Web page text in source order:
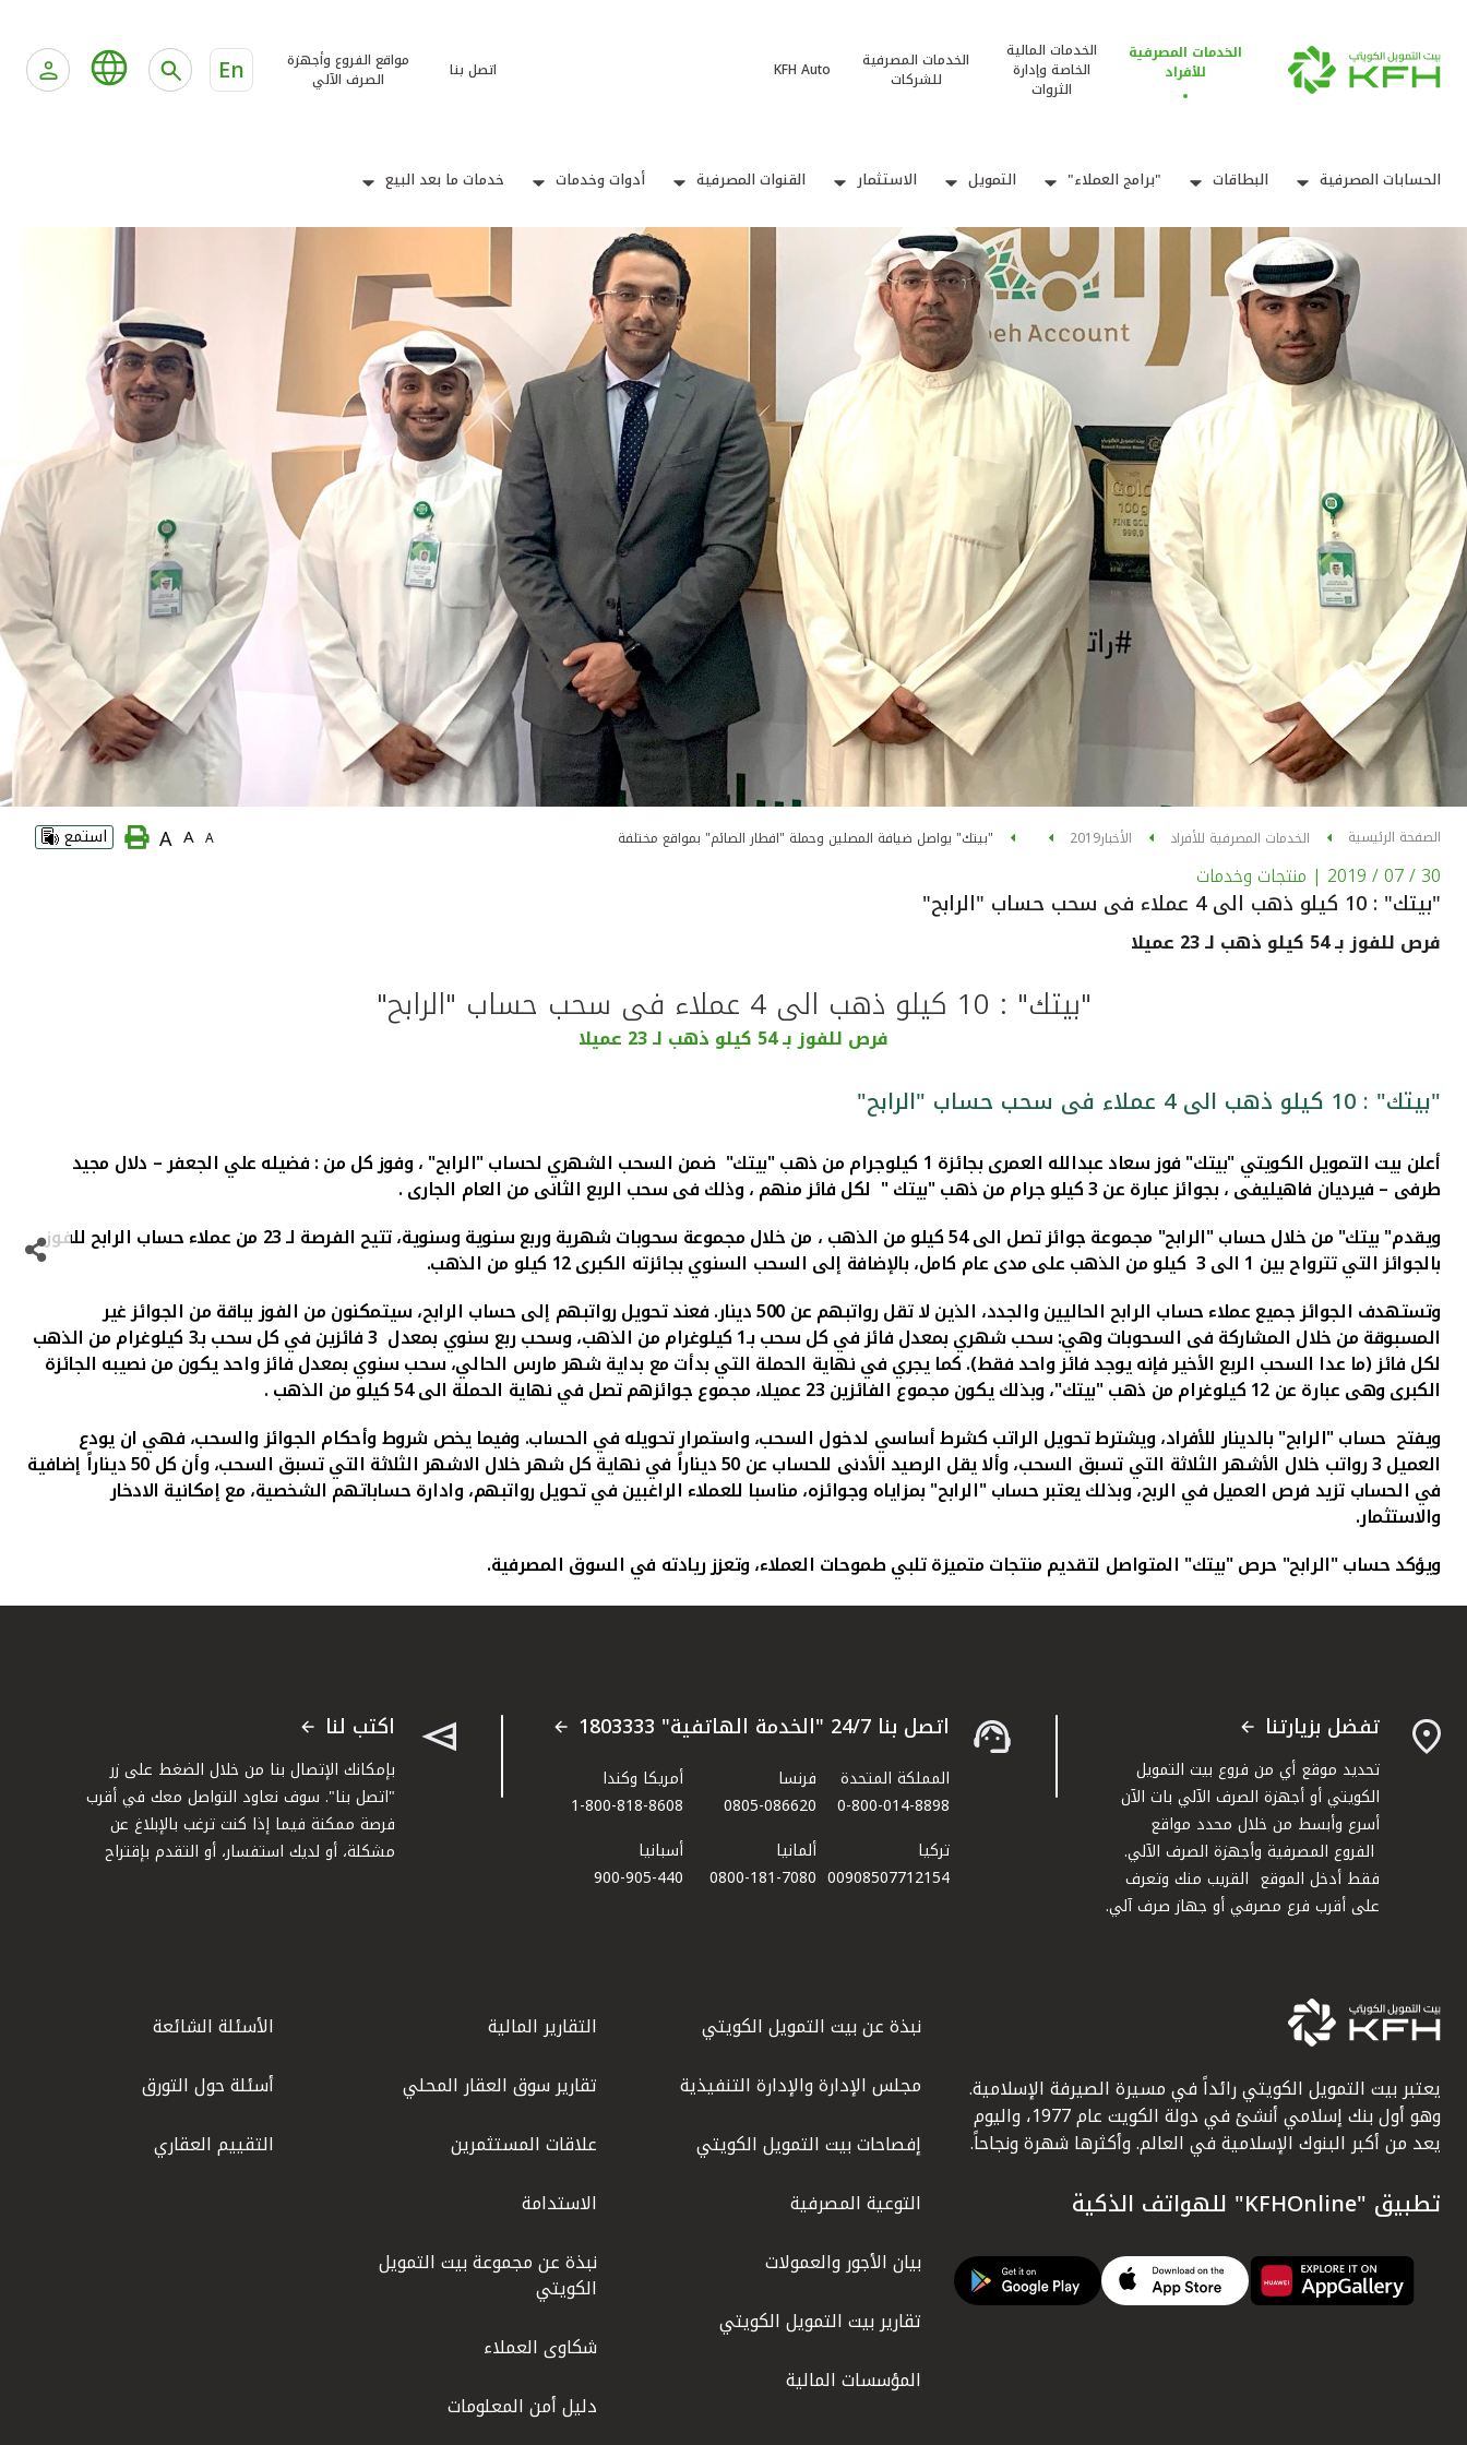
الخدمات المصرفية
للأفراد
الخدمات المالية
الخاصة وإدارة
الثروات
الخدمات المصرفية
للشركات
KFH Auto اتصل بنا
مواقع الفروع وأجهزة
الصرف الآلي
En
الحسابات المصرفية البطاقات "برامج العملاء" التمويل الاستثمار القنوات المصرفية أدوات وخدمات خدمات ما بعد البيع
الصفحة الرئيسية الخدمات المصرفية للأفراد الأخبار2019 "بيتك" يواصل ضيافة المصلين وحملة "افطار الصائم" بمواقع مختلفة A
A
A استمع
30 / 07 / 2019 | منتجات وخدمات
"بيتك" : 10 كيلو ذهب الى 4 عملاء فى سحب حساب "الرابح"
فرص للفوز بـ 54 كيلو ذهب لـ 23 عميلا
"بيتك" : 10 كيلو ذهب الى 4 عملاء فى سحب حساب "الرابح"
فرص للفوز بـ 54 كيلو ذهب لـ 23 عميلا
"بيتك" : 10 كيلو ذهب الى 4 عملاء فى سحب حساب "الرابح"
أعلن بيت التمويل الكويتي "بيتك" فوز سعاد عبدالله العمرى بجائزة 1 كيلوجرام من ذهب "بيتك" ضمن السحب الشهري لحساب "الرابح" ، وفوز كل من : فضيله علي الجعفر – دلال مجيد
طرفى – فيرديان فاهيليفى ، بجوائز عبارة عن 3 كيلو جرام من ذهب "بيتك " لكل فائز منهم ، وذلك فى سحب الربع الثانى من العام الجارى .
ويقدم" بيتك" من خلال حساب "الرابح" مجموعة جوائز تصل الى 54 كيلو من الذهب ، من خلال مجموعة سحوبات شهرية وربع سنوية وسنوية، تتيح الفرصة لـ 23 من عملاء حساب الرابح للفوز
بالجوائز التي تترواح بين 1 الى 3 كيلو من الذهب على مدى عام كامل، بالإضافة إلى السحب السنوي بجائزته الكبرى 12 كيلو من الذهب.
وتستهدف الجوائز
جميع عملاء حساب الرابح الحاليين والجدد، الذين لا تقل رواتبهم عن 500 دينار. فعند تحويل رواتبهم إلى حساب الرابح، سيتمكنون من الفوز بباقة من الجوائز غير
المسبوقة من خلال المشاركة فى السحوبات وهي: سحب شهري بمعدل فائز في كل سحب بـ1 كيلوغرام من الذهب، وسحب ربع سنوي بمعدل 3 فائزين في كل سحب بـ3 كيلوغرام من الذهب
لكل فائز (ما عدا السحب الربع الأخير فإنه يوجد فائز واحد فقط). كما يجري في نهاية الحملة التي بدأت مع بداية شهر مارس الحالي، سحب سنوي بمعدل فائز واحد يكون من نصيبه الجائزة
الكبرى وهى عبارة عن 12 كيلوغرام من ذهب "بيتك"، وبذلك يكون مجموع الفائزين 23 عميلا، مجموع جوائزهم تصل في نهاية الحملة الى 54 كيلو من الذهب
.
ويفتح حساب "الرابح" بالدينار للأفراد، ويشترط تحويل الراتب كشرط أساسي لدخول السحب، واستمرار تحويله في الحساب. وفيما يخص شروط وأحكام الجوائز والسحب، فهي ان يودع
العميل 3 رواتب خلال الأشهر الثلاثة التي تسبق السحب، وألا يقل الرصيد الأدنى للحساب عن 50 ديناراً في نهاية كل شهر خلال الاشهر الثلاثة التي تسبق السحب، وأن كل 50 ديناراً إضافية
في الحساب تزيد فرص العميل في الربح، وبذلك يعتبر حساب "الرابح" بمزاياه وجوائزه، مناسبا للعملاء الراغبين في تحويل رواتبهم، وادارة حساباتهم الشخصية، مع إمكانية الادخار
والاستثمار.
ويؤكد حساب "الرابح" حرص "بيتك" المتواصل لتقديم منتجات متميزة تلبي طموحات العملاء، وتعزز ريادته في السوق المصرفية.
تفضل بزيارتنا
تحديد موقع أي من فروع بيت التمويل
الكويتي أو أجهزة الصرف الآلي بات الآن
أسرع وأبسط من خلال محدد مواقع
الفروع المصرفية وأجهزة الصرف الآلي.
فقط أدخل الموقع القريب منك وتعرف
على أقرب فرع مصرفي أو جهاز صرف آلي.
اتصل بنا 24/7 "الخدمة الهاتفية" 1803333
المملكة المتحدة
0-800-014-8898
فرنسا
0805-086620
أمريكا وكندا
1-800-818-8608
تركيا
00908507712154​
ألمانيا
0800-181-7080
أسبانيا
900-905-440
اكتب لنا
بإمكانك الإتصال بنا من خلال الضغط على زر
"اتصل بنا". سوف نعاود التواصل معك في أقرب
فرصة ممكنة فيما إذا كنت ترغب بالإبلاغ عن
مشكلة، أو لديك استفسار، أو التقدم بإقتراح
يعتبر بيت التمويل الكويتي رائداً في مسيرة الصيرفة الإسلامية.
وهو أول بنك إسلامي أنشئ في دولة الكويت عام 1977، واليوم
يعد من أكبر البنوك الإسلامية في العالم. وأكثرها شهرة ونجاحاً.
تطبيق "KFHOnline" للهواتف الذكية
نبذة عن بيت التمويل الكويتي
مجلس الإدارة والإدارة التنفيذية
إفصاحات بيت التمويل الكويتي
التوعية المصرفية
بيان الأجور والعمولات
تقارير بيت التمويل الكويتي
المؤسسات المالية
التقارير المالية
تقارير سوق العقار المحلي
علاقات المستثمرين
الاستدامة
نبذة عن مجموعة بيت التمويل
الكويتي
شكاوى العملاء
دليل أمن المعلومات
الأسئلة الشائعة
أسئلة حول التورق
التقييم العقاري